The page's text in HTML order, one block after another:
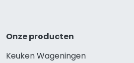
Onze producten
Keuken Wageningen